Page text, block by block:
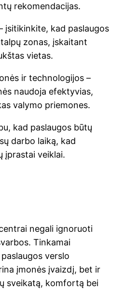
rekomendacijas.
įsitikinkite, kad paslaugos
zonas, įskaitant
vietas.
ir technologijos –
naudoja efektyvias,
valymo priemones.
kad paslaugos būtų
darbo laiką, kad
įprastai veiklai.
negali ignoruoti
Tinkamai
verslo
įmonės įvaizdį, bet ir
sveikatą, komfortą bei